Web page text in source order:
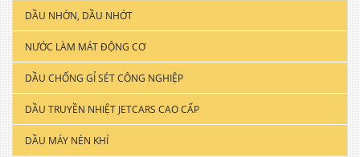
DẦU NHỜN, DẦU NHỚT
DẦU NHỚT XE GẮN MÁY
DẦU ĐỘNG CƠ XE TẢI & TÀU THUYỀN
DẦU NHỚT CÔNG NGHIỆP
DẦU CẮT GỌT KIM LOẠI
NƯỚC LÀM MÁT ĐỘNG CƠ
DẦU CHỐNG GỈ SÉT CÔNG NGHIỆP
DẦU TRUYỀN NHIỆT JETCARS CAO CẤP
DẦU MÁY NÉN KHÍ